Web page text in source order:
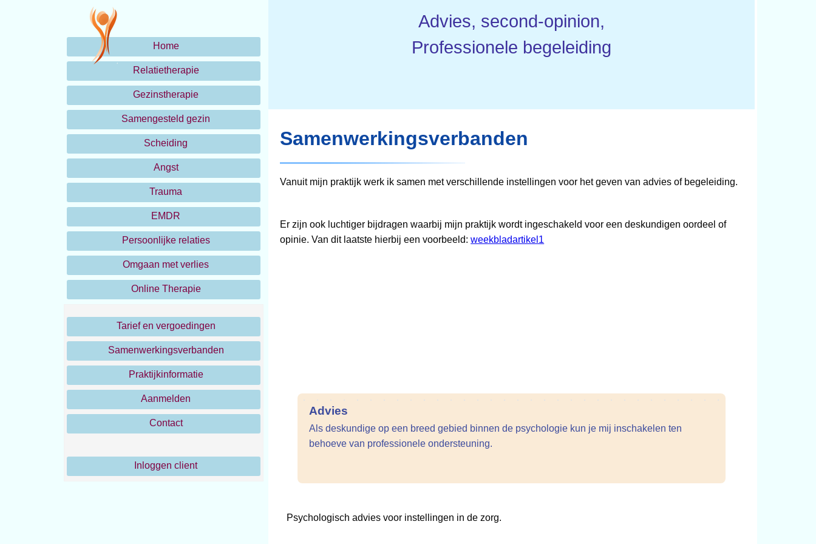
Home
Relatietherapie
Gezinstherapie
Samengesteld gezin
Scheiding
Angst
Trauma
EMDR
Persoonlijke relaties
Omgaan met verlies
Online Therapie
Tarief en vergoedingen
Samenwerkingsverbanden
Praktijkinformatie
Aanmelden
Contact
Inloggen client
Advies, second-opinion,
Professionele begeleiding
Samenwerkingsverbanden
Vanuit mijn praktijk werk ik samen met verschillende instellingen voor het geven van advies of begeleiding.
Er zijn ook luchtiger bijdragen waarbij mijn praktijk wordt ingeschakeld voor een deskundigen oordeel of
opinie. Van dit laatste hierbij een voorbeeld:weekbladartikel1
Advies
Als deskundige op een breed gebied binnen de psychologie kun je mij inschakelen ten
behoeve van professionele ondersteuning.
Psychologisch advies voor instellingen in de zorg.